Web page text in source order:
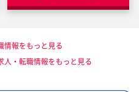
情報をもっと見る
人・転職情報をもっと見る